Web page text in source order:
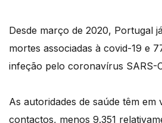
Desde março de 2020, Portugal
mortes associadas à covid-19 e
infeção pelo coronavírus SARS-
As autoridades de saúde têm em
contactos, menos 9.351